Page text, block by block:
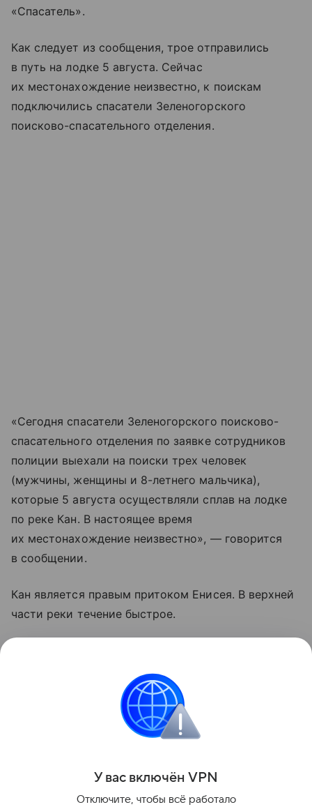
«Спасатель».
Как следует из сообщения, трое отправились
в путь на лодке 5 августа. Сейчас
их местонахождение неизвестно, к поискам
подключились спасатели Зеленогорского
поисково-спасательного отделения.
«Сегодня спасатели Зеленогорского поисково-
спасательного отделения по заявке сотрудников
полиции выехали на поиски трех человек
(мужчины, женщины и 8-летнего мальчика),
которые 5 августа осуществляли сплав на лодке
по реке Кан. В настоящее время
их местонахождение неизвестно», — говорится
в сообщении.
Кан является правым притоком Енисея. В верхней
части реки течение быстрое.
семилетнего мальчика, который утонул в реке Кан
1 мая. Ребенка искали почти три месяца.
Следственный комитет возбудил уголовное дело
о причинении смерти по неосторожности.
Поделиться
У вас включён VPN
Отключите, чтобы всё работало